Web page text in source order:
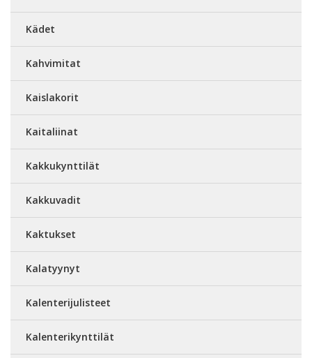
Kädet
Kahvimitat
Kaislakorit
Kaitaliinat
Kakkukynttilät
Kakkuvadit
Kaktukset
Kalatyynyt
Kalenterijulisteet
Kalenterikynttilät